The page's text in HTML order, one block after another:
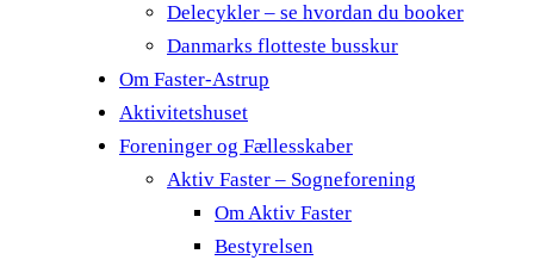
Delecykler – se hvordan du booker
Danmarks flotteste busskur
Om Faster-Astrup
Aktivitetshuset
Foreninger og Fællesskaber
Aktiv Faster – Sogneforening
Om Aktiv Faster
Bestyrelsen